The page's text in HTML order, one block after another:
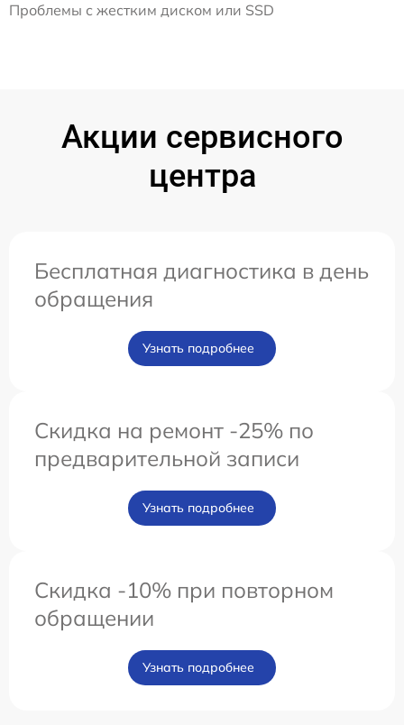
Проблемы с жестким диском или SSD
Акции сервисного
центра
Бесплатная диагностика в день
обращения
Узнать подробнее
Скидка на ремонт -25% по
предварительной записи
Узнать подробнее
Скидка -10% при повторном
обращении
Узнать подробнее